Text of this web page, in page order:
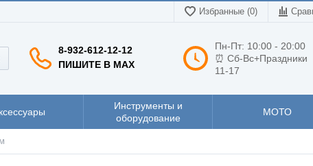
Избранные (0)
8-932-612-12-12
ПИШИТЕ В MAX
Пн-Пт: 10:00 - 20:00
⏰ Сб-Вс+Праздники
11-17
Инструменты и
оборудование
МОТО